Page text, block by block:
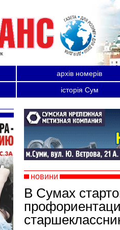
архів номерів
історія Сум
новини
В Сумах